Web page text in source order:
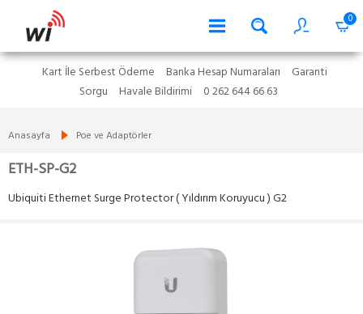
0
Kart İle Serbest Ödeme Banka Hesap Numaraları
Garanti
Sorgu
Havale Bildirimi 0 262 644 66 63
Anasayfa Poe ve Adaptörler
ETH-SP-G2
Ubiquiti Ethernet Surge Protector ( Yıldırım Koruyucu ) G2